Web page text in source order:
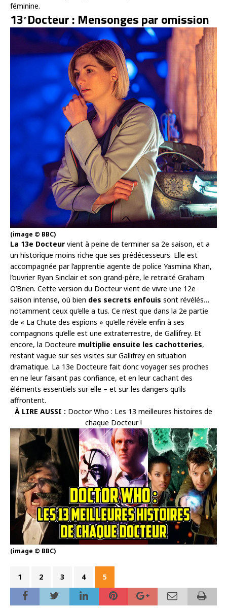
féminine.
13e Docteur : Mensonges par omission
(image © BBC)
La 13e Docteur vient à peine de terminer sa 2e saison, et a
un historique moins riche que ses prédécesseurs. Elle est
accompagnée par l’apprentie agente de police Yasmina Khan,
l’ouvrier Ryan Sinclair et son grand-père, le retraité Graham
O’Brien. Cette version du Docteur vient de vivre une 12e
saison intense, où bien des secrets enfouis sont révélés…
notamment ceux qu’elle a tus. Ce n’est que dans la 2e partie
de « La Chute des espions » qu’elle révèle enfin à ses
compagnons qu’elle est une extraterrestre, de Gallifrey. Et
encore, la Docteure multiplie ensuite les cachotteries,
restant vague sur ses visites sur Gallifrey en situation
dramatique. La 13e Docteure fait donc voyager ses proches
en ne leur faisant pas confiance, et en leur cachant des
éléments essentiels sur elle – et sur les dangers qu’ils
affrontent.
À LIRE AUSSI : Doctor Who : Les 13 meilleures histoires de
chaque Docteur !
(image © BBC)
1 2 3 4 5